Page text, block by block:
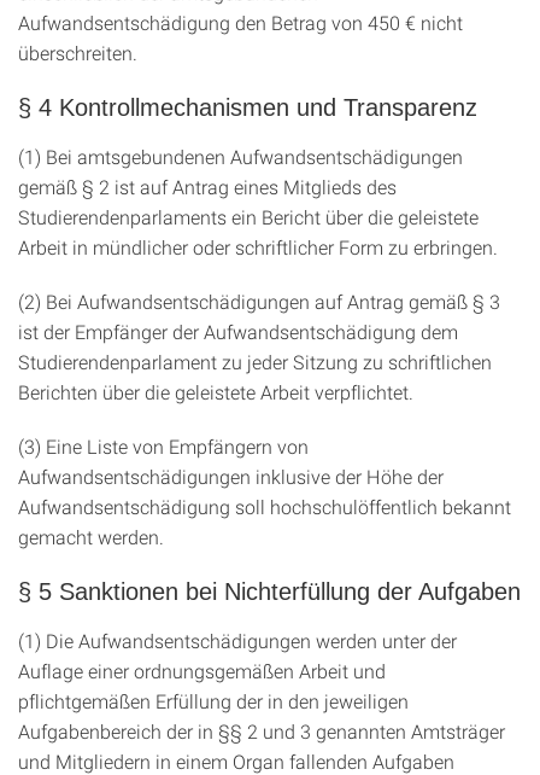
Aufwandsentschädigung den Betrag von 450 € nicht
überschreiten.
§ 4 Kontrollmechanismen und Transparenz
(1) Bei amtsgebundenen Aufwandsentschädigungen
gemäß § 2 ist auf Antrag eines Mitglieds des
Studierendenparlaments ein Bericht über die geleistete
Arbeit in mündlicher oder schriftlicher Form zu erbringen.
(2) Bei Aufwandsentschädigungen auf Antrag gemäß § 3
ist der Empfänger der Aufwandsentschädigung dem
Studierendenparlament zu jeder Sitzung zu schriftlichen
Berichten über die geleistete Arbeit verpflichtet.
(3) Eine Liste von Empfängern von
Aufwandsentschädigungen inklusive der Höhe der
Aufwandsentschädigung soll hochschulöffentlich bekannt
gemacht werden.
§ 5 Sanktionen bei Nichterfüllung der Aufgaben
(1) Die Aufwandsentschädigungen werden unter der
Auflage einer ordnungsgemäßen Arbeit und
pflichtgemäßen Erfüllung der in den jeweiligen
Aufgabenbereich der in §§ 2 und 3 genannten Amtsträger
und Mitgliedern in einem Organ fallenden Aufgaben